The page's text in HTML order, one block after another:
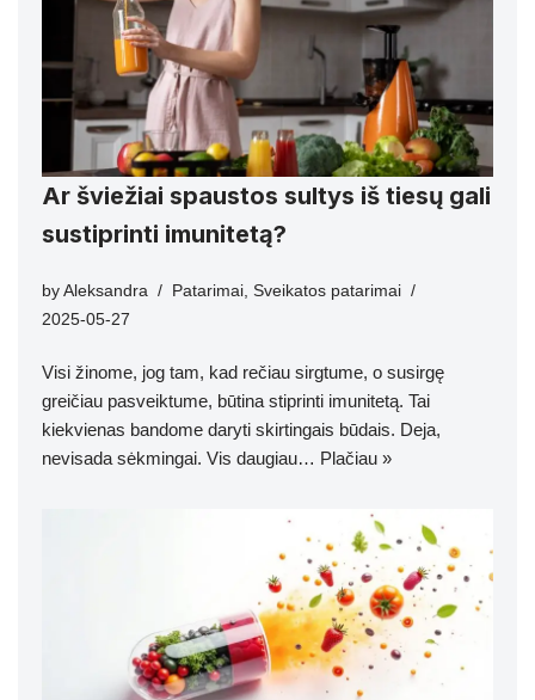
Ar šviežiai spaustos sultys iš tiesų gali
sustiprinti imunitetą?
by Aleksandra Patarimai Sveikatos patarimai
2025-05-27
Visi žinome, jog tam, kad rečiau sirgtume, o susirgę
greičiau pasveiktume, būtina stiprinti imunitetą. Tai
kiekvienas bandome daryti skirtingais būdais. Deja,
nevisada sėkmingai. Vis daugiau… Plačiau »